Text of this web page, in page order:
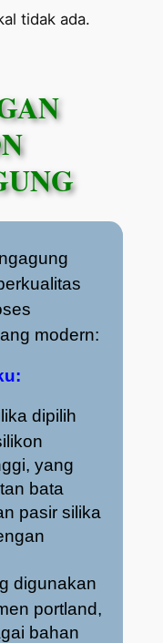
tidak ada.
modern:
dipilih
yang
bata
pasir silika
digunakan
portland,
bahan